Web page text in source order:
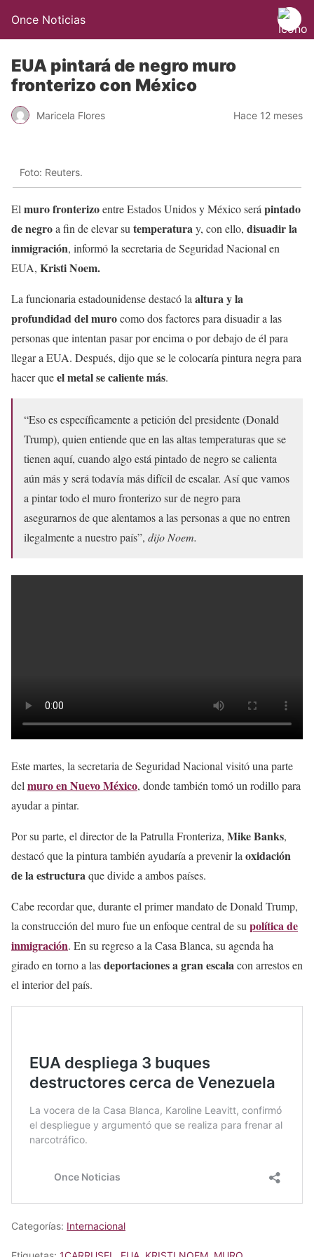
Once Noticias
EUA pintará de negro muro
fronterizo con México
Maricela Flores Hace 12 meses
Foto: Reuters.
El muro fronterizoentre Estados Unidos y México será pintado
de negroa fin de elevar su temperaturay, con ello, disuadir la
inmigración, informó la secretaria de Seguridad Nacional en
EUA, Kristi Noem.
La funcionaria estadounidense destacó la altura y la
profundidad del murocomo dos factores para disuadir a las
personas que intentan pasar por encima o por debajo de él para
llegar a EUA. Después, dijo que se le colocaría pintura negra para
hacer queel metal se caliente más.
“Eso es específicamente a petición del presidente (Donald
Trump), quien entiende que en las altas temperaturas que se
tienen aquí, cuando algo está pintado de negro se calienta
aún más y será todavía más difícil de escalar. Así que vamos
a pintar todo el muro fronterizo sur de negro para
asegurarnos de que alentamos a las personas a que no entren
ilegalmente a nuestro país”, dijo Noem.
Este martes, la secretaria de Seguridad Nacional visitó una parte
del muro en Nuevo México, donde también tomó un rodillo para
ayudar a pintar.
Por su parte, el director de la Patrulla Fronteriza, Mike Banks,
destacó que la pintura también ayudaría a prevenir la oxidación
de la estructuraque divide a ambos países.
Cabe recordar que, durante el primer mandato de Donald Trump,
la construcción del muro fue un enfoque central de su política de
inmigración. En su regreso a la Casa Blanca, su agenda ha
girado en torno a lasdeportaciones a gran escalacon arrestos en
el interior del país.
Categorías: Internacional